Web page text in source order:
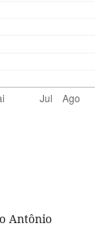
Antônio